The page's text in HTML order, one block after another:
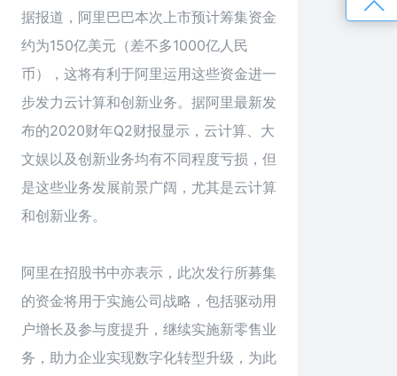
据报道，阿里巴巴本次上市预计筹集资金
约为150亿美元（差不多1000亿人民
币），这将有利于阿里运用这些资金进一
步发力云计算和创新业务。据阿里最新发
布的2020财年Q2财报显示，云计算、大
文娱以及创新业务均有不同程度亏损，但
是这些业务发展前景广阔，尤其是云计算
和创新业务。
阿里在招股书中亦表示，此次发行所募集
的资金将用于实施公司战略，包括驱动用
户增长及参与度提升，继续实施新零售业
务，助力企业实现数字化转型升级，为此